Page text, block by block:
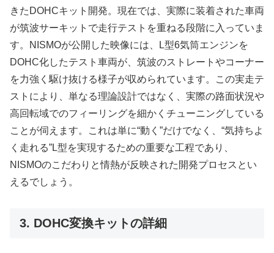
きたDOHCキット開発。現在では、実際に装着された車両
が筑波サーキットで走行テストを重ねる段階に入っていま
す。NISMOが公開した映像には、L型6気筒エンジンを
DOHC化したテスト車両が、筑波のストレートやコーナー
を力強く駆け抜ける様子が収められています。この実走テ
ストにより、単なる理論設計ではなく、実際の路面状況や
高回転域でのフィーリングを細かくチューニングしている
ことが伺えます。これは単に“動く”だけでなく、“気持ちよ
く走れる”L型を実現するための重要な工程であり、
NISMOのこだわりと情熱が反映された開発プロセスとい
えるでしょう。
3. DOHC変換キットの詳細